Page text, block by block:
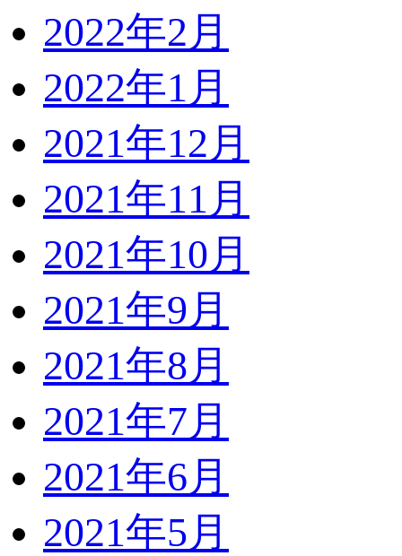
2022年2月
2022年1月
2021年12月
2021年11月
2021年10月
2021年9月
2021年8月
2021年7月
2021年6月
2021年5月